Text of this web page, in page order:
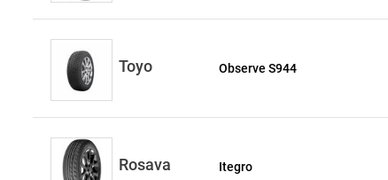
Toyo Observe S944
Rosava Itegro